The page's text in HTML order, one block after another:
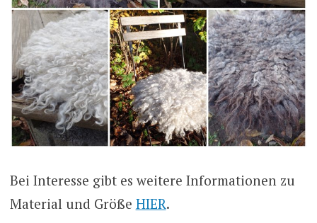
Bei Interesse gibt es weitere Informationen zu
Material und Größe HIER.